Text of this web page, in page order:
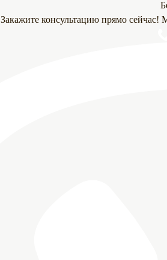
Закажите консультацию прямо сейчас!